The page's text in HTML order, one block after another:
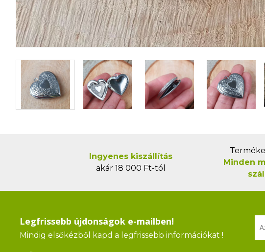
Ingyenes kiszállítás
akár 18 000 Ft-tól
Minden
Legfrissebb újdonságok e-mailben!
Mindig elsőkézből kapd a legfrissebb információkat !